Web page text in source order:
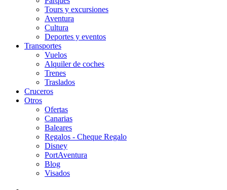
Tours y excursiones
Aventura
Cultura
Deportes y eventos
Transportes
Vuelos
Alquiler de coches
Trenes
Traslados
Cruceros
Otros
Ofertas
Canarias
Baleares
Regalos - Cheque Regalo
Disney
PortAventura
Blog
Visados